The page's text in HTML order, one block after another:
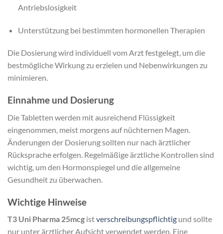
Antriebslosigkeit
Unterstützung bei bestimmten hormonellen Therapien
Die Dosierung wird individuell vom Arzt festgelegt, um die
bestmögliche Wirkung zu erzielen und Nebenwirkungen zu
minimieren.
Einnahme und Dosierung
Die Tabletten werden mit ausreichend Flüssigkeit
eingenommen, meist morgens auf nüchternen Magen.
Änderungen der Dosierung sollten nur nach ärztlicher
Rücksprache erfolgen. Regelmäßige ärztliche Kontrollen sind
wichtig, um den Hormonspiegel und die allgemeine
Gesundheit zu überwachen.
Wichtige Hinweise
T3 Uni Pharma 25mcg istverschreibungspflichtig und sollte
nur unter ärztlicher Aufsicht verwendet werden. Eine